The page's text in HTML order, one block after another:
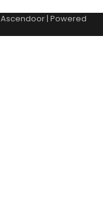
Ascendoor| Powered